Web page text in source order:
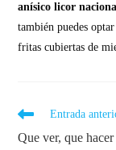
anísico licor
también puedes
fritas cubiertas de
Entrada
Que ver, que